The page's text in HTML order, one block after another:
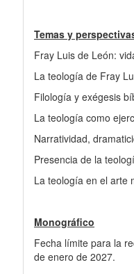
Temas y
Fray Luis de León:
La teología de Fray
Filología y exégesis
La teología como
Narratividad,
Presencia de la
La teología en el arte
Monográfico
Fecha límite para la
de enero de 2027.